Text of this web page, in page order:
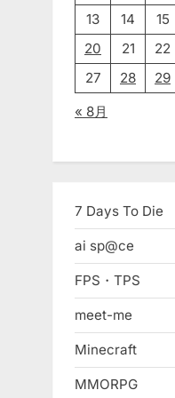
13
14 15
20
21 22
27
28 29
« 8月
7 Days To Die
ai sp@ce
FPS・TPS
meet-me
Minecraft
MMORPG